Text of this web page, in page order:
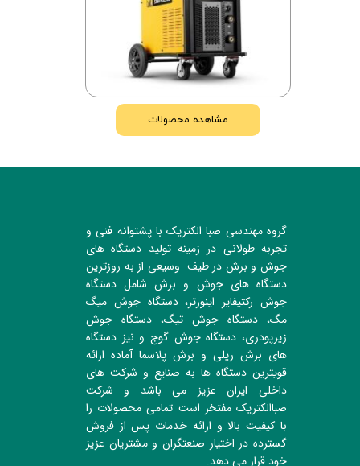
مشاهده محصولات
گروه مهندسی صبا الکتریک با پشتوانه فنی و
تجربه طولانی در زمینه تولید دستگاه های
جوش و برش در طیف وسیعی از به روزترین
دستگاه های جوش و برش شامل دستگاه
جوش رکتیفایر اینورتر، دستگاه جوش میگ
مگ، دستگاه جوش تیگ، دستگاه جوش
زیرپودری، دستگاه جوش گوج و نیز دستگاه
های برش ریلی و برش پلاسما آماده ارائه
قویترین دستگاه ها به صنایع و شرکت های
داخلی ایران عزیز می باشد و شرکت
صباالکتریک مفتخر است تمامی محصولات را
با کیفیت بالا و ارائه خدمات پس از فروش
گسترده در اختیار صنعتگران و مشتریان عزیز
خود قرار می دهد.